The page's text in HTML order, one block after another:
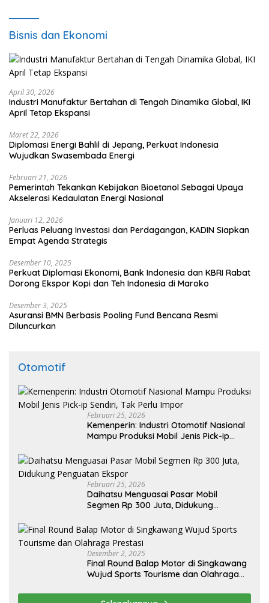
Bisnis dan Ekonomi
April 30, 2026
Industri Manufaktur Bertahan di Tengah Dinamika Global, IKI
April Tetap Ekspansi
Maret 22, 2026
Diplomasi Energi Bahlil di Jepang, Perkuat Indonesia
Wujudkan Swasembada Energi
Februari 21, 2026
Pemerintah Tekankan Kebijakan Bioetanol Sebagai Upaya
Akselerasi Kedaulatan Energi Nasional
Januari 12, 2026
Perluas Peluang Investasi dan Perdagangan, KADIN Siapkan
Empat Agenda Strategis
Desember 10, 2025
Perkuat Diplomasi Ekonomi, Bank Indonesia dan KBRI Rabat
Dorong Ekspor Kopi dan Teh Indonesia di Maroko
Desember 3, 2025
Asuransi BMN Berbasis Pooling Fund Bencana Resmi
Diluncurkan
Otomotif
Februari 25, 2026
Kemenperin: Industri Otomotif Nasional
Mampu Produksi Mobil Jenis Pick-ip
Februari 25, 2026
Daihatsu Menguasai Pasar Mobil
Segmen Rp 300 Juta, Didukung
Desember 2, 2025
Final Round Balap Motor di Singkawang
Wujud Sports Tourisme dan Olahraga